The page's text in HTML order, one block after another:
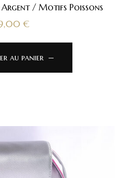
Argent / Motifs Poissons
€
au panier